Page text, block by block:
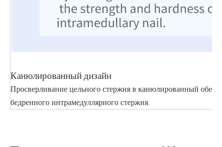
Канюлированный дизайн
Просверливание цельного стержня в канюлированный
бедренного интрамедуллярного стержня.